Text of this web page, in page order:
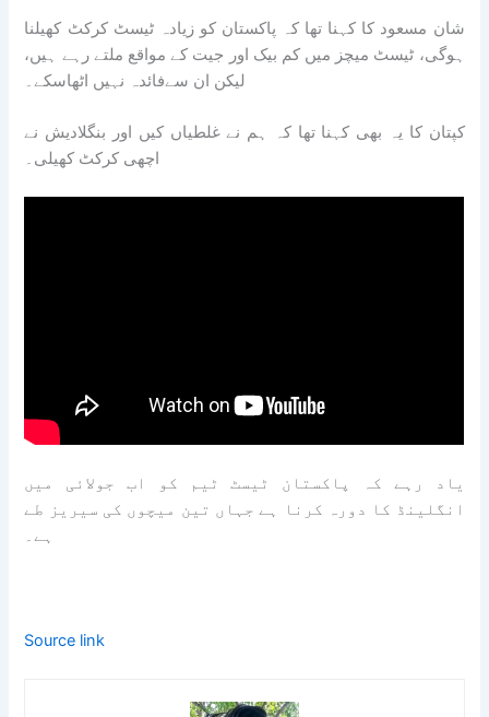
شان مسعود کا کہنا تھا کہ پاکستان کو زیادہ ٹیسٹ کرکٹ کھیلنا
ہوگی، ٹیسٹ میچز میں کم بیک اور جیت کے مواقع ملتے رہے ہیں،
لیکن ان سےفائدہ نہیں اٹھاسکے۔
کپتان کا یہ بھی کہنا تھا کہ ہم نے غلطیاں کیں اور بنگلادیش نے
اچھی کرکٹ کھیلی۔
یاد رہے کہ پاکستان ٹیسٹ ٹیم کو اب جولائی میں
انگلینڈ کا دورہ کرنا ہے جہاں تین میچوں کی سیریز طے
ہے۔
Source link